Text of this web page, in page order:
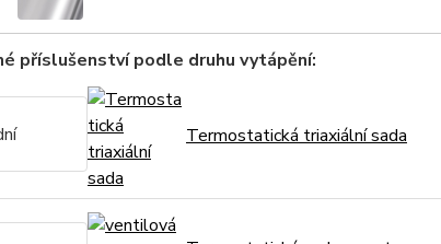
příslušenství podle druhu vytápění:
Termostatická triaxiální sada